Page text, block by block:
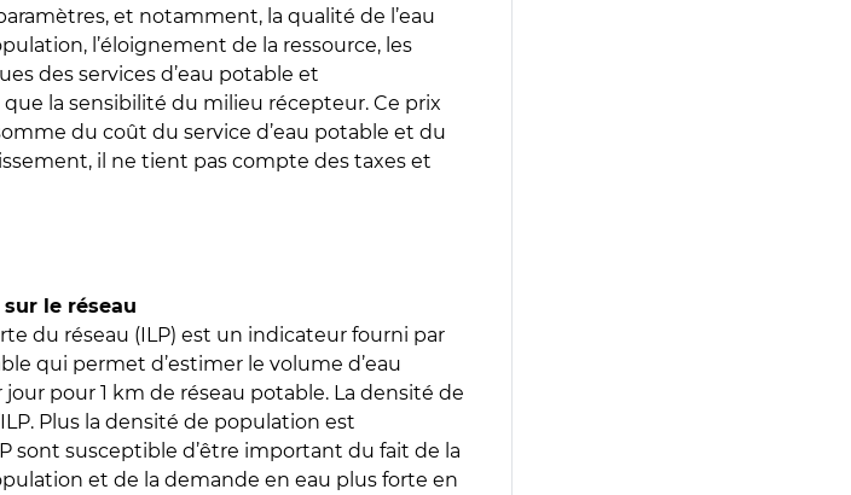
et notamment, la qualité de l’eau
l’éloignement de la ressource, les
des services d’eau potable et
que la sensibilité du milieu récepteur. Ce prix
du coût du service d’eau potable et du
il ne tient pas compte des taxes et
le réseau
du réseau (ILP) est un indicateur fourni par
qui permet d’estimer le volume d’eau
pour 1 km de réseau potable. La densité de
Plus la densité de population est
sont susceptible d’être important du fait de la
et de la demande en eau plus forte en